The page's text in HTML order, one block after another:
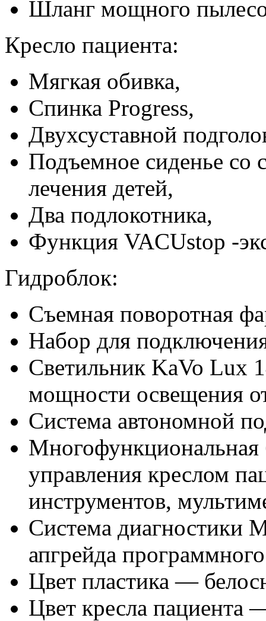
Шланг мощного
Кресло пациента:
Мягкая обивка,
Спинка Progress,
Двухсуставной
Подъемное сиденье со
лечения детей,
Два подлокотника,
Функция VACUstop -
Гидроблок:
Съемная поворотная
Набор для
Светильник KaVo Lux
мощности освещения
Система автономной
Многофункциональная
управления креслом
инструментов,
Система диагностики
апгрейда
Цвет пластика —
Цвет кресла пациента